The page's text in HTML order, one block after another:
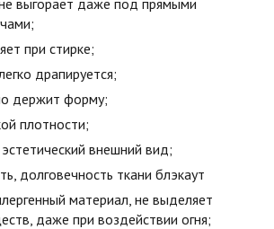
при стирке;
драпируется;
держит форму;
плотности;
внешний вид;
долговечность ткани блэкаут
материал, не выделяет
даже при воздействии огня;